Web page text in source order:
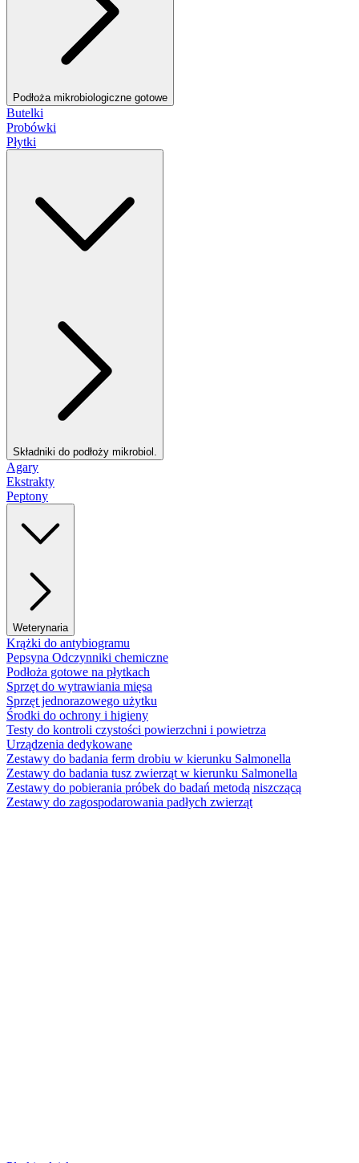
Podłoża mikrobiologiczne gotowe
Butelki
Probówki
Płytki
Składniki do podłoży mikrobiol.
Agary
Ekstrakty
Peptony
Weterynaria
Krążki do antybiogramu
Pepsyna Odczynniki chemiczne
Podłoża gotowe na płytkach
Sprzęt do wytrawiania mięsa
Sprzęt jednorazowego użytku
Środki do ochrony i higieny
Testy do kontroli czystości powierzchni i powietrza
Urządzenia dedykowane
Zestawy do badania ferm drobiu w kierunku Salmonella
Zestawy do badania tusz zwierząt w kierunku Salmonella
Zestawy do pobierania próbek do badań metodą niszczącą
Zestawy do zagospodarowania padłych zwierząt